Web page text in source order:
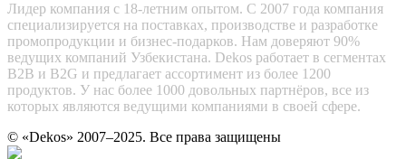
Лидер компания с 18-летним опытом. С 2007 года компания
специализируется на поставках, производстве и разработке
промопродукции и бизнес-подарков. Нам доверяют 90%
ведущих компаний Узбекистана. Dekos работает в сегментах
B2B и B2G и предлагает ассортимент из более 1200
продуктов. У нас более 1000 довольных партнёров, все из
которых являются ведущими компаниями в своей сфере.
© «Dekos» 2007–2025. Все права защищены